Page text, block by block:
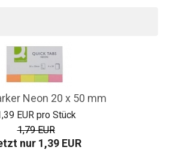
Neon 20 x 50 mm
EUR pro Stück
1,79 EUR
nur 1,39 EUR